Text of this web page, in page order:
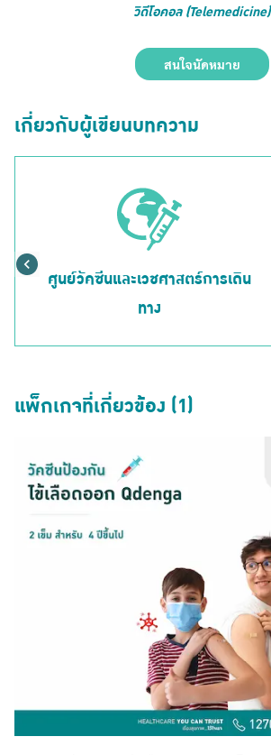
วิดีโอคอล (Telemedicine)
สนใจนัดหมาย
เกี่ยวกับผู้เขียนบทความ
ศูนย์วัคซีนและเวชศาสตร์การเดิน
ทาง
แพ็กเกจที่เกี่ยวข้อง (1)